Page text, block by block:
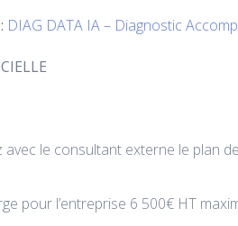
DIAG DATA IA – Diagnostic
le consultant externe le plan
pour l’entreprise 6 500€ HT